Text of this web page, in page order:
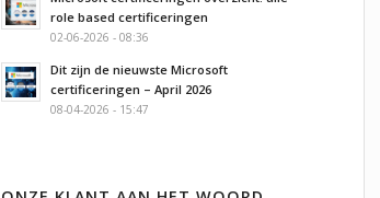
role based certificeringen
02-06-2026 - 08:36
Dit zijn de nieuwste Microsoft
certificeringen – April 2026
08-04-2026 - 15:47